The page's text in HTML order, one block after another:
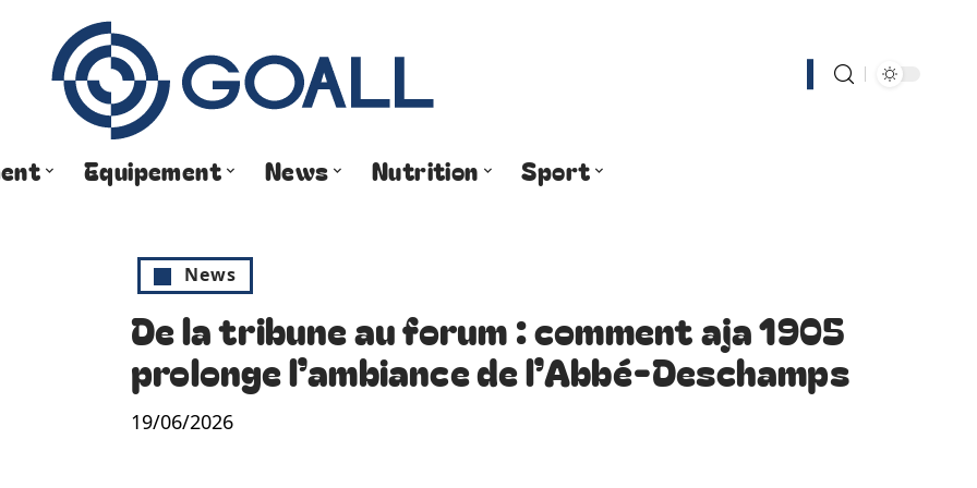
Equipement News Nutrition Sport
News
De la tribune au forum : comment aja 1905
prolonge l’ambiance de l’Abbé-Deschamps
19/06/2026